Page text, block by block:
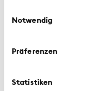
Notwendig
Präferenzen
Statistiken